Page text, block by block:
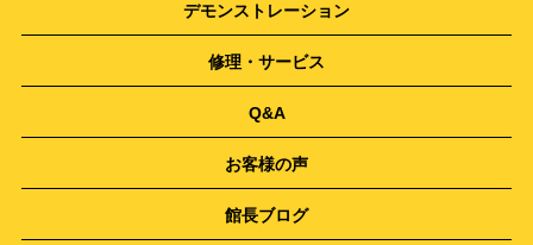
デモンストレーション
修理・サービス
Q&A
お客様の声
館長ブログ